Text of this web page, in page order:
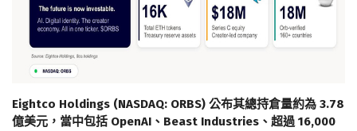
Eightco Holdings (NASDAQ: ORBS) 公布其總持倉量約為 3.78
億美元，當中包括 OpenAI、Beast Industries、超過 16,000